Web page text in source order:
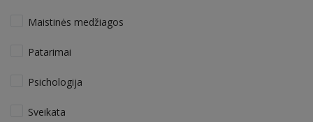
Maistinės medžiagos
Patarimai
Psichologija
Sveikata